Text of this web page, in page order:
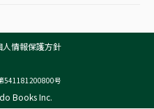
人情報保護方針
541181200800号
Books Inc.